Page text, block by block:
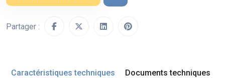
Partager :
Caractéristiques techniques Documents techniques